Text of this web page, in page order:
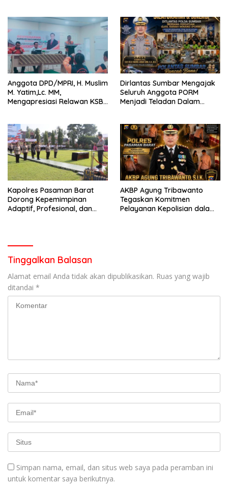
Anggota DPD/MPRI, H. Muslim
M. Yatim,Lc. MM,
Mengapresiasi Relawan KSB
Bencana
Dirlantas Sumbar Mengajak
Seluruh Anggota PORM
Menjadi Teladan Dalam
Perlengkapan Keselamatan
Berkendara
Kapolres Pasaman Barat
Dorong Kepemimpinan
Adaptif, Profesional, dan
AKBP Agung Tribawanto
Tegaskan Komitmen
Pelayanan Kepolisian dalam
Tinggalkan Balasan
Alamat email Anda tidak akan dipublikasikan. Ruas yang wajib
ditandai *
Simpan nama, email, dan situs web saya pada peramban ini
untuk komentar saya berikutnya.